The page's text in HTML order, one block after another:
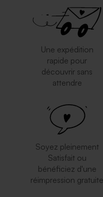
Une expédition
rapide pour
découvrir sans
attendre
Soyez pleinement
Satisfait ou
bénéficiez d'une
réimpression gratuite